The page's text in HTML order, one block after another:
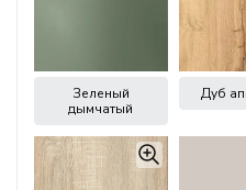
Зеленый
дымчатый
Дуб